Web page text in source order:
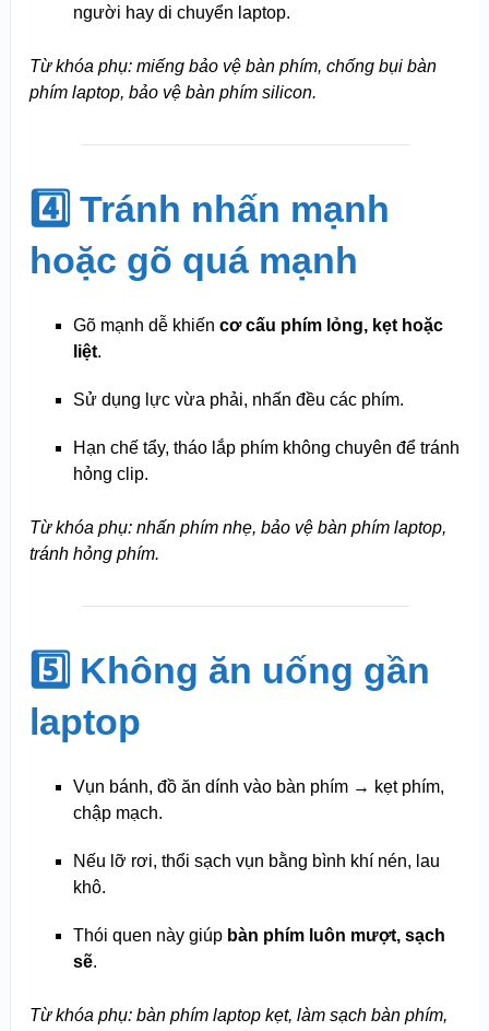
người hay di chuyển laptop.
Từ khóa phụ: miếng bảo vệ bàn phím, chống bụi bàn
phím laptop, bảo vệ bàn phím silicon.
4️⃣ Tránh nhấn mạnh
hoặc gõ quá mạnh
Gõ mạnh dễ khiến cơ cấu phím lỏng, kẹt hoặc
liệt.
Sử dụng lực vừa phải, nhấn đều các phím.
Hạn chế tẩy, tháo lắp phím không chuyên để tránh
hỏng clip.
Từ khóa phụ: nhấn phím nhẹ, bảo vệ bàn phím laptop,
tránh hỏng phím.
5️⃣ Không ăn uống gần
laptop
Vụn bánh, đồ ăn dính vào bàn phím → kẹt phím,
chập mạch.
Nếu lỡ rơi, thổi sạch vụn bằng bình khí nén, lau
khô.
Thói quen này giúp bàn phím luôn mượt, sạch
sẽ.
Từ khóa phụ: bàn phím laptop kẹt, làm sạch bàn phím,